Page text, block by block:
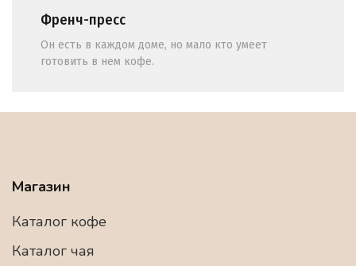
Френч-пресс
Он есть в каждом доме, но мало кто умеет
готовить в нем кофе.
Магазин
Каталог кофе
Каталог чая